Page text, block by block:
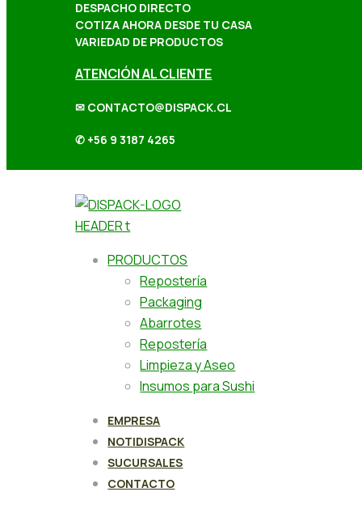
DESPACHO DIRECTO
COTIZA AHORA DESDE TU CASA
VARIEDAD DE PRODUCTOS
ATENCIÓN AL CLIENTE
✉ CONTACTO@DISPACK.CL
✆ +56 9 3187 4265
PRODUCTOS
Repostería
Packaging
Abarrotes
Repostería
Limpieza y Aseo
Insumos para Sushi
EMPRESA
NOTIDISPACK
SUCURSALES
CONTACTO